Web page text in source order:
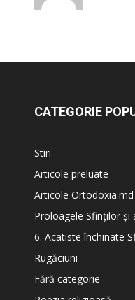
CATEGORIE
Stiri
Articole preluate
Articole Ortodoxia.md
Proloagele Sfinților și
6. Acatiste închinate
Rugăciuni
Fără categorie